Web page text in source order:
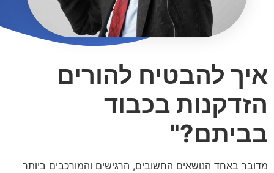
איך להבטיח להורים
הזדקנות בכבוד
בביתם?"
מדובר באחד הנושאים החשובים, הרגישים והמורכבים ביותר